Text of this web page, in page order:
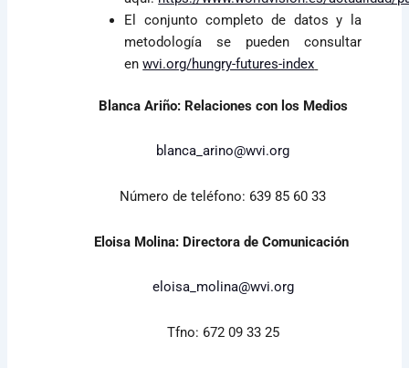
El conjunto completo de datos y la
metodología se pueden consultar
enwvi.org/hungry-futures-index
Blanca Ariño: Relaciones con los Medios
blanca_arino@wvi.org
Número de teléfono: 639 85 60 33
Eloisa Molina: Directora de Comunicación
eloisa_molina@wvi.org
Tfno: 672 09 33 25